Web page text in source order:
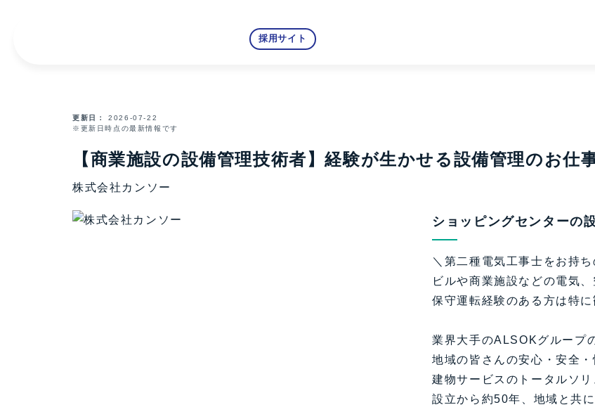
採用サイト
更新日
2026-07-22
※更新日時点の最新情報です
【商業施設の設備管理技術者】経験が生かせる設備管理のお仕
株式会社カンソー
ショッピングセンターの
＼第二種電気工事士をお持
ビルや商業施設などの電気
保守運転経験のある方は特に
業界大手のALSOKグループ
地域の皆さんの安心・安全・
建物サービスのトータルソリ
設立から約50年、地域と共